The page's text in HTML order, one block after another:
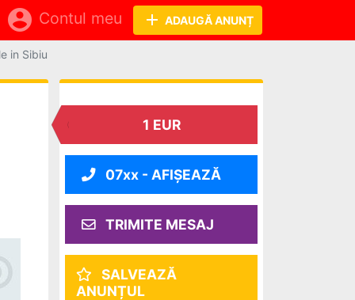
account_circle Contul meu add ADAUGĂ ANUNȚ
in Sibiu
1 EUR
07xx - AFIŞEAZĂ
TRIMITE MESAJ
SALVEAZĂ
ANUNȚUL